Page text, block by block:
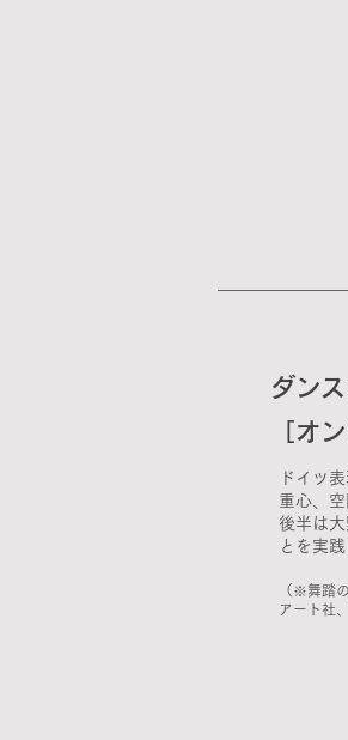
ダン
［オ
ドイツ
重心、
後半は
とを実践
（※舞踏
アート社